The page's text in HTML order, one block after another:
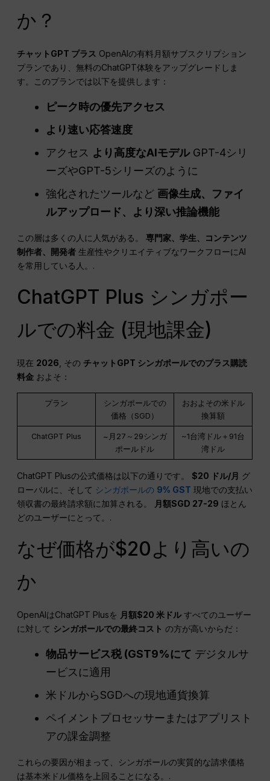
か？
チャットGPT プラス OpenAIの有料月額サブスクリプション
プランであり、無料のChatGPT体験をアップグレードしま
す。このプランでは以下を提供します：
ピーク時の優先アクセス
より速い応答速度
アクセス より高度なAIモデルGPT-4シリ
ーズやGPT-5シリーズのように
強化されたツールなど 画像生成、ファイ
ルアップロード、より深い推論機能
この層は多くの人に人気がある。専門家、学生、コンテンツ
制作者、開発者 生産性やクリエイティブなワークフローにAI
を常用している人。.
ChatGPT Plus シンガポー
ルでの料金 (現地課金)
現在 2026 , その チャットGPT シンガポールでのプラス購読
料金 およそ：
プラン
シンガポールでの
価格（SGD）
おおよその米ドル
換算額
ChatGPT Plus
~月27～29シンガ
ポールドル
~1台湾ドル＋91台
湾ドル
ChatGPT Plusの公式価格は以下の通りです。$20 ドル/月 グ
ローバルに、そして シンガポールの 9% GST 現地での支払い
領収書の最終請求額に加算される。
月額SGD 27-29 ほとん
どのユーザーにとって。.
なぜ価格が$20より高いの
か
OpenAIはChatGPT Plusを 月額$20米ドルすべてのユーザー
に対して シンガポールでの最終コスト の方が高いからだ：
物品サービス税(GST9%にて デジタルサ
ービスに適用
米ドルからSGDへの現地通貨換算
ペイメントプロセッサーまたはアプリスト
アの課金調整
これらの要因が相まって、シンガポールの実質的な請求価格
は基本米ドル価格を上回ることになる。.